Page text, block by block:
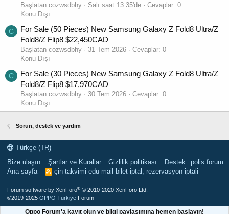
Başlatan cozwsdbhy Salı saat 13:35'de
Cevaplar: 0
Konu Dışı
C
For Sale (50 Pieces) New Samsung Galaxy Z Fold8 Ultra/Z
Fold8/Z Flip8 $22,450CAD
Başlatan cozwsdbhy 31 Tem 2026
Cevaplar: 0
Konu Dışı
C
For Sale (30 Pieces) New Samsung Galaxy Z Fold8 Ultra/Z
Fold8/Z Flip8 $17,970CAD
Başlatan cozwsdbhy 30 Tem 2026
Cevaplar: 0
Konu Dışı
Sorun, destek ve yardım
Türkçe (TR)
Bize ulaşın
Şartlar ve Kurallar Gizlilik politikası Destek
polis forum
çin takvimi edu mail bilet iptal, rezervasyon iptali
Ana sayfa
R
Forum software by XenForo® © 2010-2020 XenForo Ltd.
©2019-2025 OPPO Türkiye Forum
Oppo Forum'a kayıt olun ve bilgi paylaşımına hemen başlayın!